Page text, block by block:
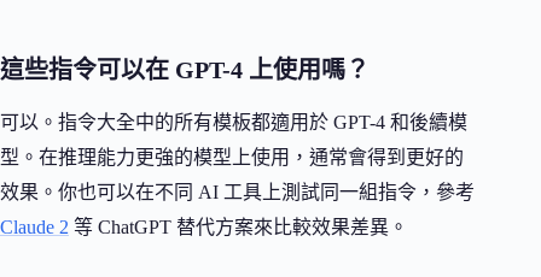
這些指令可以在 GPT-4 上使用嗎？
可以。指令大全中的所有模板都適用於 GPT-4 和後續模
型。在推理能力更強的模型上使用，通常會得到更好的
效果。你也可以在不同 AI 工具上測試同一組指令，參考
Claude 2 等 ChatGPT 替代方案來比較效果差異。